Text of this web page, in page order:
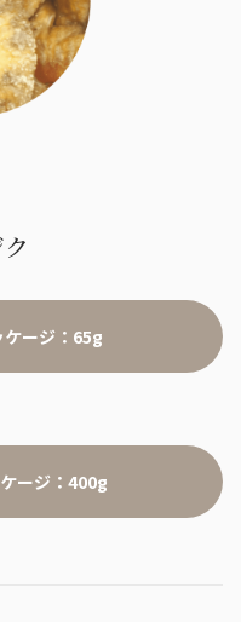
ケージ：65g
ージ：400g